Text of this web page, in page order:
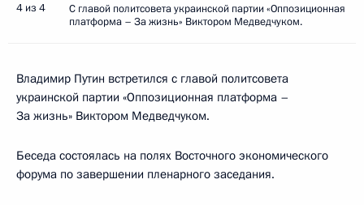
4 из 4
С главой политсовета украинской партии «Оппозиционная
платформа – За жизнь» Виктором Медведчуком.
Владимир Путин встретился с главой политсовета
украинской партии «Оппозиционная платформа –
За жизнь» Виктором Медведчуком.
Беседа состоялась на полях Восточного экономического
форума по завершении пленарного заседания.